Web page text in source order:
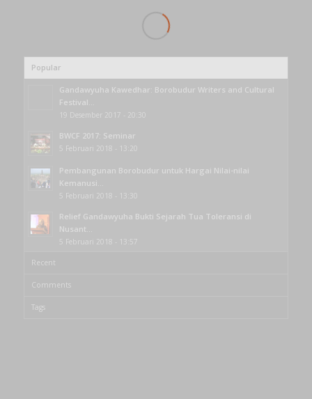
Popular
Gandawyuha Kawedhar: Borobudur Writers and Cultural
Festival...
19 Desember 2017 - 20:30
BWCF 2017: Seminar
5 Februari 2018 - 13:20
Pembangunan Borobudur untuk Hargai Nilai-nilai
Kemanusi...
5 Februari 2018 - 13:30
Relief Gandawyuha Bukti Sejarah Tua Toleransi di
Nusant...
5 Februari 2018 - 13:57
Recent
Comments
Tags